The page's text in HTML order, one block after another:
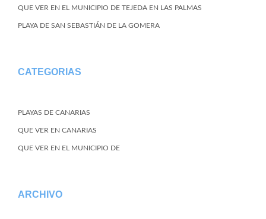
QUE VER EN EL MUNICIPIO DE TEJEDA EN LAS PALMAS
PLAYA DE SAN SEBASTIÁN DE LA GOMERA
CATEGORIAS
PLAYAS DE CANARIAS
QUE VER EN CANARIAS
QUE VER EN EL MUNICIPIO DE
ARCHIVO